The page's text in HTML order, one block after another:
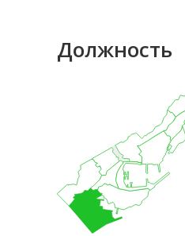
Должность